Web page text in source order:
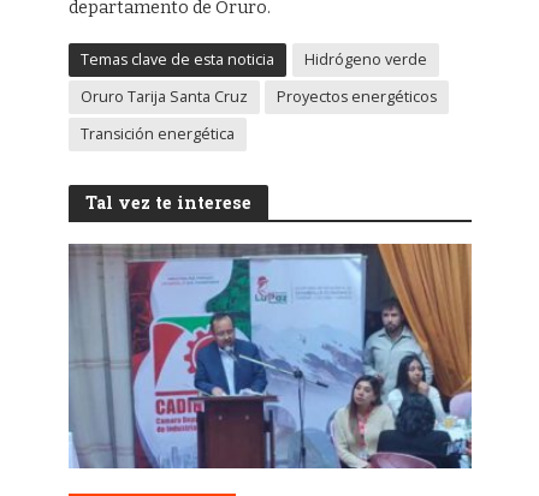
departamento de Oruro.
Temas clave de esta noticia
Hidrógeno verde
Oruro Tarija Santa Cruz
Proyectos energéticos
Transición energética
Tal vez te interese